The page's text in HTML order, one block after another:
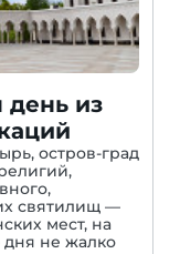
день из
остров-град
святилищ —
мест, на
дня не жалко